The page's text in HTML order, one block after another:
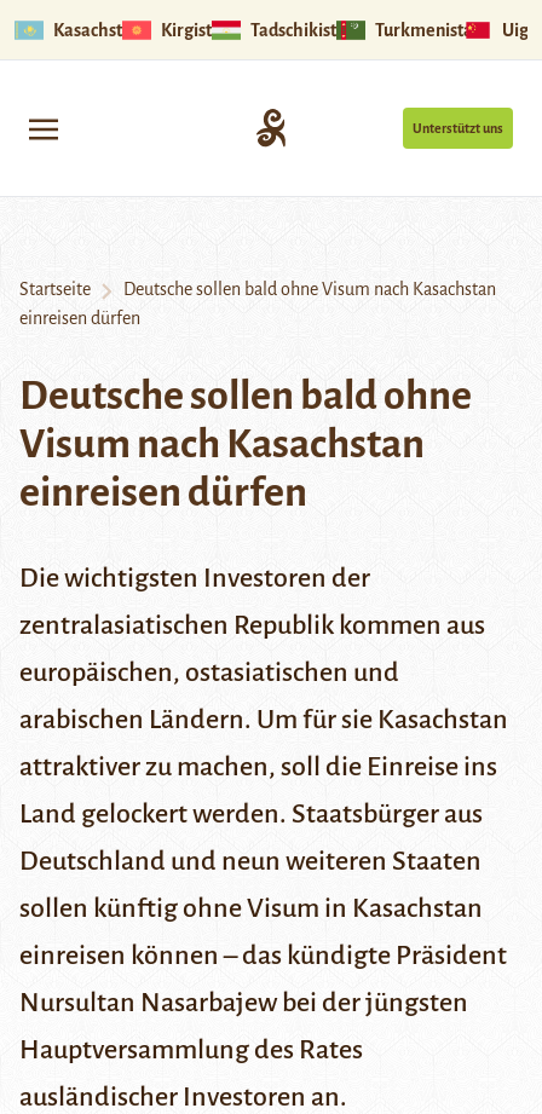
Kasachstan Kirgistan Tadschikistan Turkmenistan
Unterstützt uns
Startseite
Deutsche sollen bald ohne Visum nach Kasachstan
einreisen dürfen
Deutsche sollen bald ohne
Visum nach Kasachstan
einreisen dürfen
Die wichtigsten Investoren der
zentralasiatischen Republik kommen aus
europäischen, ostasiatischen und
arabischen Ländern. Um für sie Kasachstan
attraktiver zu machen, soll die Einreise ins
Land gelockert werden. Staatsbürger aus
Deutschland und neun weiteren Staaten
sollen künftig ohne Visum in Kasachstan
einreisen können – das kündigte Präsident
Nursultan Nasarbajew bei der jüngsten
Hauptversammlung des Rates
ausländischer Investoren an.